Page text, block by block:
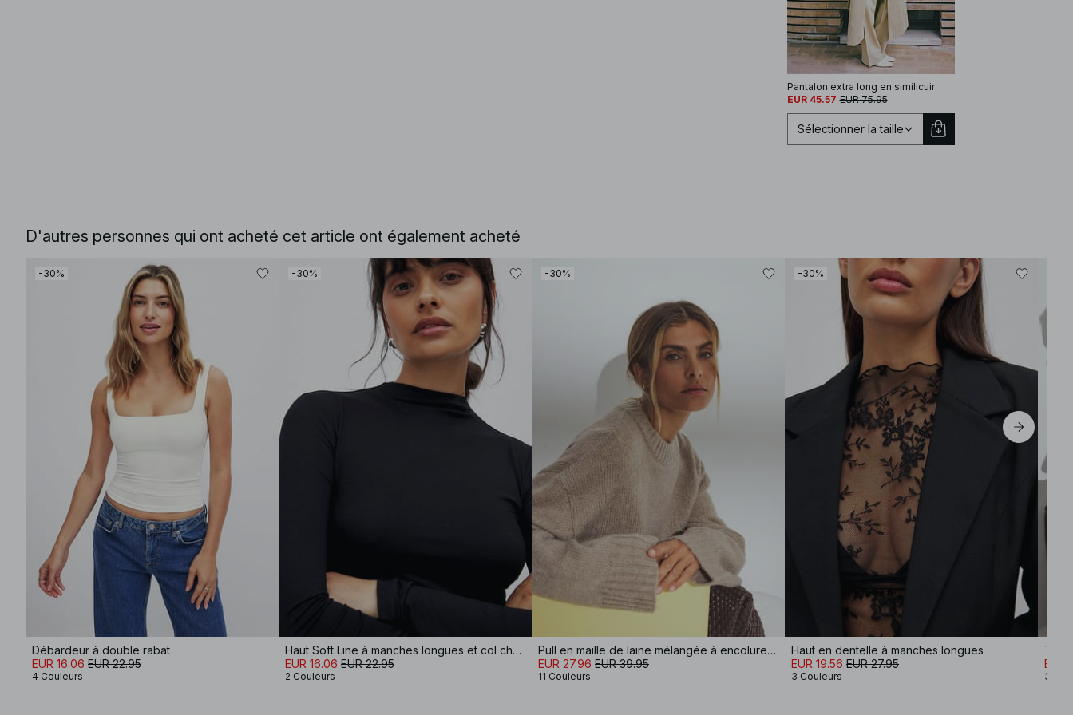
Pantalon extra long en similicuir
EUR 45.57 EUR 75.95
EU 36
Sélectionner la taille
D'autres personnes qui ont acheté cet article ont également acheté
-30%
Débardeur à double rabat
EUR 16.06 EUR 22.95
4 Couleurs
-30%
Haut Soft Line à manches longues et col cheminée
EUR 16.06 EUR 22.95
2 Couleurs
-30%
Pull en maille de laine mélangée à encolure ronde
EUR 27.96 EUR 39.95
11 Couleurs
-30%
Haut en dentelle à manches longues
EUR 19.56 EUR 27.95
3 Couleurs
EUR
3